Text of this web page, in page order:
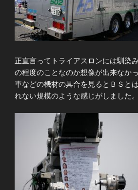
正直言ってトライアスロンには馴染
の程度のことなのか想像が出来なか
車などの機材の具合を見るとＢＳと
れない規模のような感じがしました。